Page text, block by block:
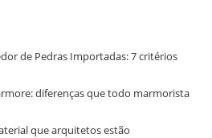
de Pedras Importadas: 7 critérios
diferenças que todo marmorista
que arquitetos estão